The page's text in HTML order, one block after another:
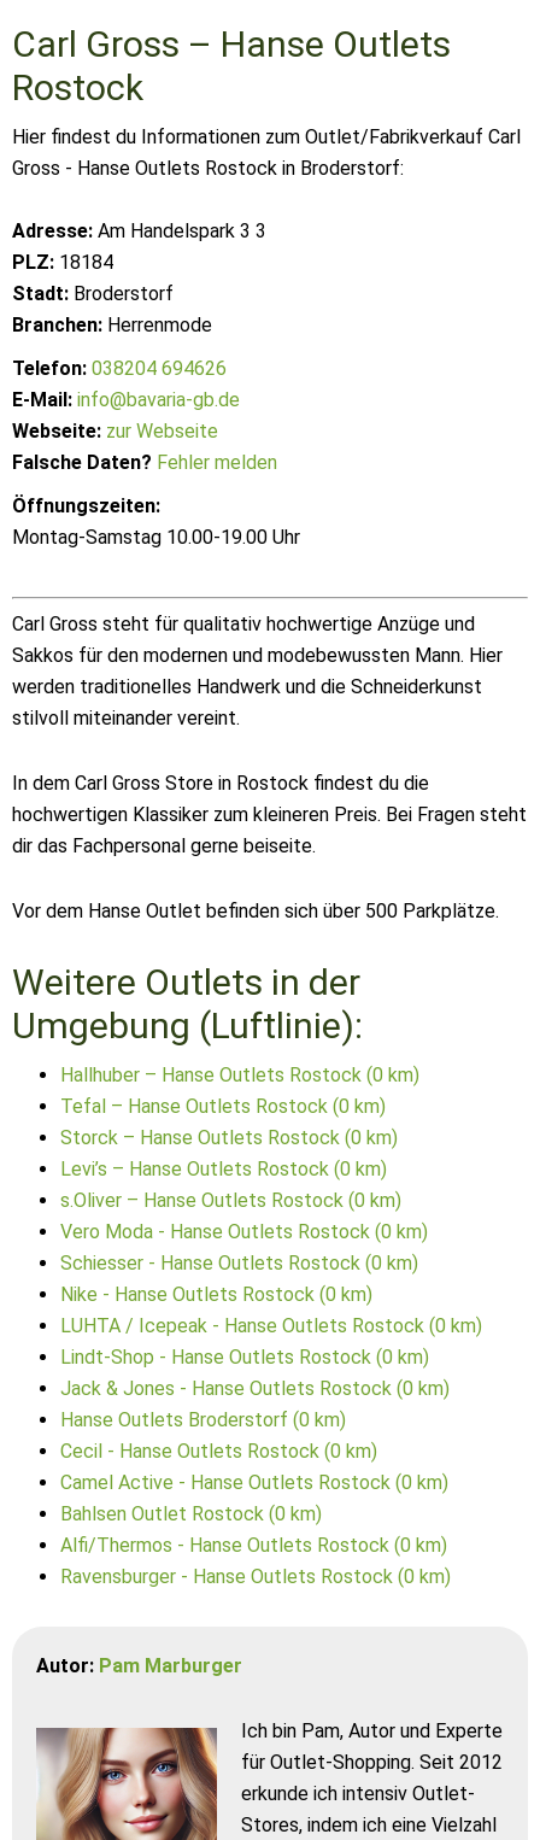
Carl Gross – Hanse Outlets
Rostock
Hier findest du Informationen zum Outlet/Fabrikverkauf Carl
Gross - Hanse Outlets Rostock in Broderstorf:
Adresse: Am Handelspark 3 3
PLZ: 18184
Stadt: Broderstorf
Branchen: Herrenmode
Telefon: 038204 694626
E-Mail: info@bavaria-gb.de
Webseite: zur Webseite
Falsche Daten? Fehler melden
Öffnungszeiten:
Montag-Samstag 10.00-19.00 Uhr
Carl Gross steht für qualitativ hochwertige Anzüge und
Sakkos für den modernen und modebewussten Mann. Hier
werden traditionelles Handwerk und die Schneiderkunst
stilvoll miteinander vereint.
In dem Carl Gross Store in Rostock findest du die
hochwertigen Klassiker zum kleineren Preis. Bei Fragen steht
dir das Fachpersonal gerne beiseite.
Vor dem Hanse Outlet befinden sich über 500 Parkplätze.
Weitere Outlets in der
Umgebung (Luftlinie):
Hallhuber – Hanse Outlets Rostock (0 km)
Tefal – Hanse Outlets Rostock (0 km)
Storck – Hanse Outlets Rostock (0 km)
Levi’s – Hanse Outlets Rostock (0 km)
s.Oliver – Hanse Outlets Rostock (0 km)
Vero Moda - Hanse Outlets Rostock (0 km)
Schiesser - Hanse Outlets Rostock (0 km)
Nike - Hanse Outlets Rostock (0 km)
LUHTA / Icepeak - Hanse Outlets Rostock (0 km)
Lindt-Shop - Hanse Outlets Rostock (0 km)
Jack & Jones - Hanse Outlets Rostock (0 km)
Hanse Outlets Broderstorf (0 km)
Cecil - Hanse Outlets Rostock (0 km)
Camel Active - Hanse Outlets Rostock (0 km)
Bahlsen Outlet Rostock (0 km)
Alfi/Thermos - Hanse Outlets Rostock (0 km)
Ravensburger - Hanse Outlets Rostock (0 km)
Autor: Pam Marburger
Ich bin Pam, Autor und Experte
für Outlet-Shopping. Seit 2012
erkunde ich intensiv Outlet-
Stores, indem ich eine Vielzahl